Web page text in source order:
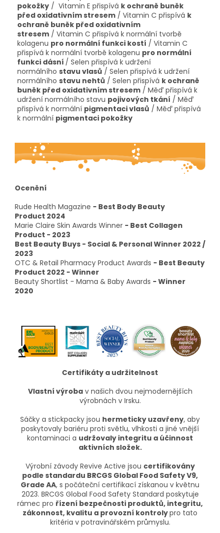
pokožky / Vitamin E přispívá k ochraně buněk
před oxidativním stresem / Vitamin C přispívá k
ochraně buněk před oxidativním
stresem / Vitamin C přispívá k normální tvorbě
kolagenu pro normální funkci kostí / Vitamin C
přispívá k normální tvorbě kolagenu pro normální
funkci dásní / Selen přispívá k udržení
normálního stavu vlasů / Selen přispívá k udržení
normálního stavu nehtů / Selen přispívá k ochraně
buněk před oxidativním stresem / Měď přispívá k
udržení normálního stavu pojivových tkání / Měď
přispívá k normální pigmentaci vlasů / Měď přispívá
k normální pigmentaci pokožky
Ocenění
Rude Health Magazine - Best Body Beauty
Product 2024
Marie Claire Skin Awards Winner - Best Collagen
Product - 2023
Best Beauty Buys - Social & Personal Winner 2022 /
2023
OTC & Retail Pharmacy Product Awards - Best Beauty
Product 2022 - Winner
Beauty Shortlist - Mama & Baby Awards - Winner
2020
Certifikáty a udržitelnost
Vlastní výroba v našich dvou nejmodernějších
výrobnách v Irsku.​
Sáčky a stickpacky jsou hermeticky uzavřeny, aby
poskytovaly bariéru proti světlu, vlhkosti a jiné vnější
kontaminaci a udržovaly integritu a účinnost
aktivních složek.​
​Výrobní závody Revive Active jsou certifikovány
podle standardu BRCGS Global Food Safety V9,
Grade AA, s počáteční certifikací získanou v květnu
2023. BRCGS Global Food Safety Standard poskytuje
rámec pro řízení bezpečnosti produktů,​ integritu,
zákonnost, kvalitu a provozní kontrolypro tato
kritéria v potravinářském průmyslu.​